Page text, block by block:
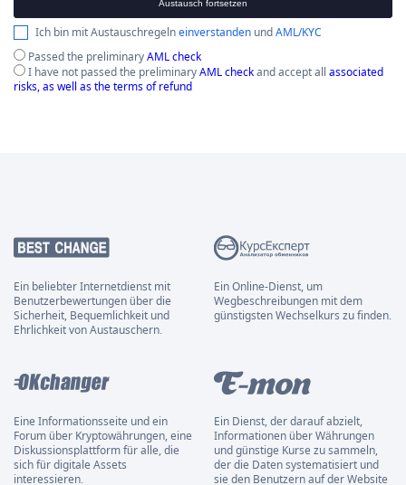
Austausch fortsetzen
Ich bin mit Austauschregelneinverstanden undAML/KYC
Passed the preliminaryAML check
I have not passed the preliminaryAML checkand accept all associated
risks, as well as the terms of refund
Ein beliebter Internetdienst mit
Benutzerbewertungen über die
Sicherheit, Bequemlichkeit und
Ehrlichkeit von Austauschern.
Ein Online-Dienst, um
Wegbeschreibungen mit dem
günstigsten Wechselkurs zu finden.
Eine Informationsseite und ein
Forum über Kryptowährungen, eine
Diskussionsplattform für alle, die
sich für digitale Assets
interessieren.
Ein Dienst, der darauf abzielt,
Informationen über Währungen
und günstige Kurse zu sammeln,
der die Daten systematisiert und
sie den Benutzern auf der Website